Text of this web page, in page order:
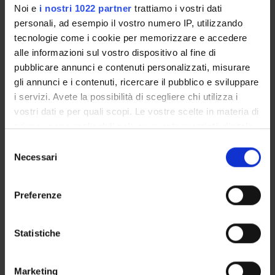
Noi e i nostri 1022 partner trattiamo i vostri dati
personali, ad esempio il vostro numero IP, utilizzando
tecnologie come i cookie per memorizzare e accedere
alle informazioni sul vostro dispositivo al fine di
pubblicare annunci e contenuti personalizzati, misurare
gli annunci e i contenuti, ricercare il pubblico e sviluppare
i servizi. Avete la possibilità di scegliere chi utilizza i
vostri dati e per quali scopi. Le vostre scelte in materia di
privacy sono applicabili solo su questa proprietà digitale
modificare o revocare il proprio consenso in qualsiasi
momento dalla Dichiarazione sui cookie o facendo clic
raccogliere informazioni sulla tua posizione
geografica, con un'approssimazione di qualche
delNecessari
Preferenze
Statistiche
Marketing
attività sportive innovative e sostenibili
[LM-47]
Classe di appartenenza: LM-47
Sede: Vicenza
CORSO A ESAURIMENTO
Classe di appartenenza: LM-77